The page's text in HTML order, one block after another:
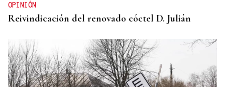
OPINIÓN
Reivindicación del renovado cóctel D. Julián